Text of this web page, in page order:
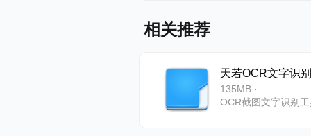
我们的识
11、识
一般的手
相关推荐
天若OCR文字识别
135MB ·
OCR截图文字识别